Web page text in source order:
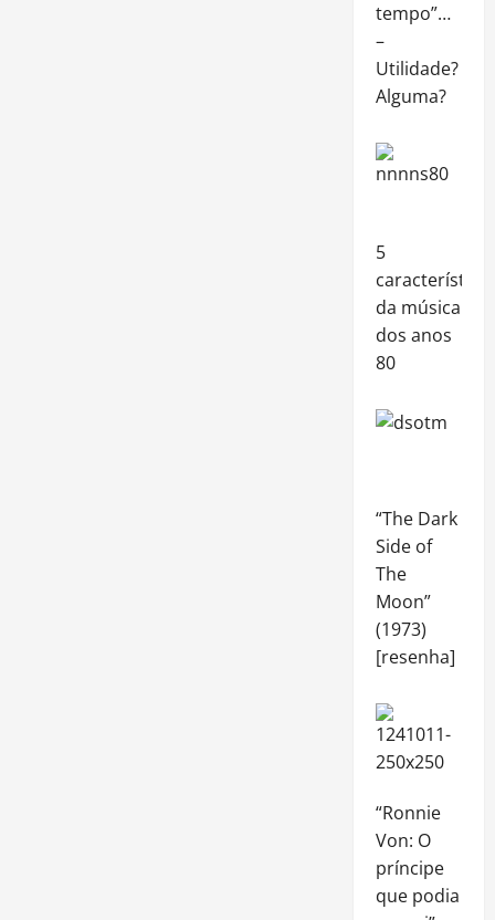
tempo”…
–
Utilidade?
Alguma?
5
da música
dos anos
80
“The Dark
Side of
The
Moon”
(1973)
[resenha]
“Ronnie
Von: O
príncipe
que podia